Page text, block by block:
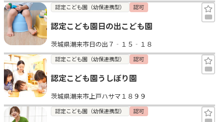
認定こども園（幼保連携型） 認可
認定こども園日の出こども園
茨城県潮来市日の出７‐１５‐１８
認定こども園（幼保連携型） 認可
認定こども園うしぼり園
茨城県潮来市上戸ハサマ１８９９
認定こども園（幼保連携型） 認可